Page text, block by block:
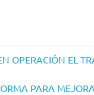
OPERACIÓN EL
PARA